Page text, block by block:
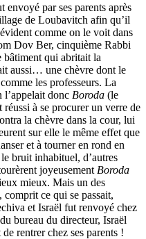
envoyé par ses parents après
de Loubavitch afin qu’il
comme on le voit dans
Dov Ber, cinquième Rabbi
bâtiment qui abritait la
aussi… une chèvre dont le
les professeurs. La
l’appelait donc Boroda (le
à se procurer un verre de
la chèvre dans la cour, lui
sur elle le même effet que
et à tourner en rond en
bruit inhabituel, d’autres
joyeusement Boroda
mieux. Mais un des
ce qui se passait,
et Israël fut renvoyé chez
bureau du directeur, Israël
rentrer chez ses parents !